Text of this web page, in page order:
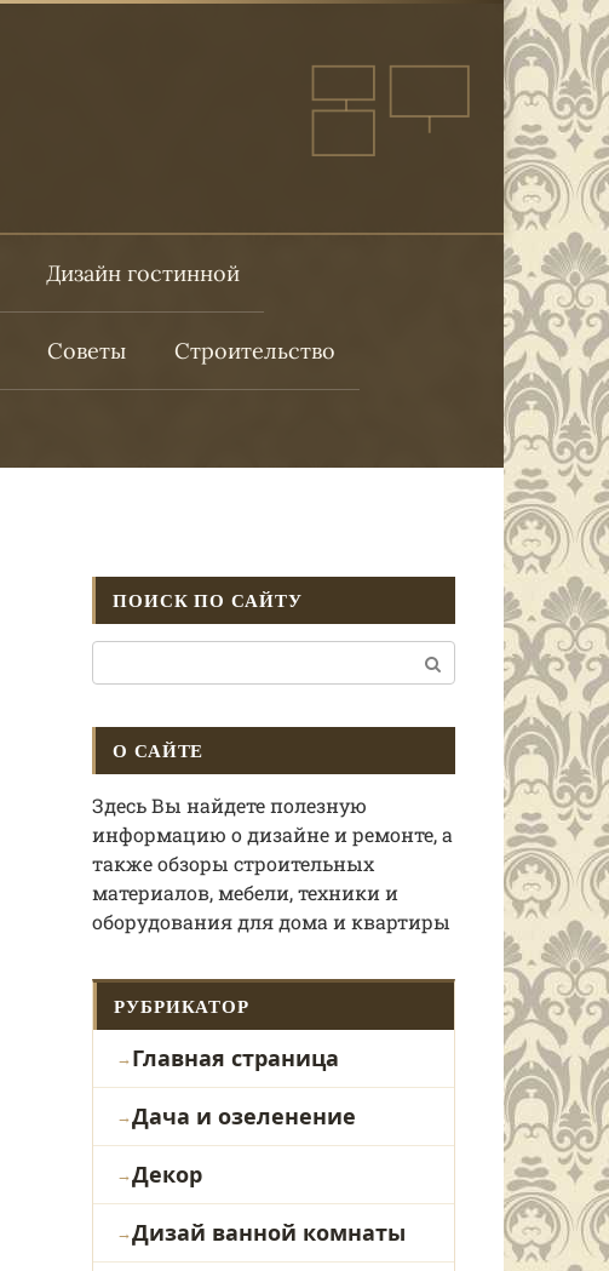
Дизайн гостинной
Советы Строительство
ПОИСК ПО САЙТУ
О САЙТЕ
Здесь Вы найдете полезную
информацию о дизайне и ремонте, а
также обзоры строительных
материалов, мебели, техники и
оборудования для дома и квартиры
РУБРИКАТОР
Главная страница
Дача и озеленение
Декор
Дизай ванной комнаты